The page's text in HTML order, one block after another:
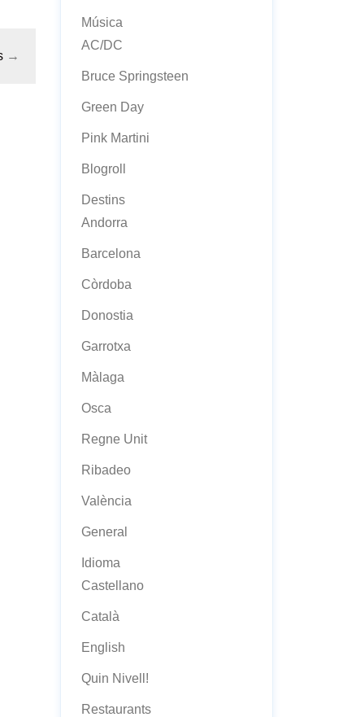
→
Música
AC/DC
Bruce Springsteen
Green Day
Pink Martini
Blogroll
Destins
Andorra
Barcelona
Còrdoba
Donostia
Garrotxa
Màlaga
Osca
Regne Unit
Ribadeo
València
General
Idioma
Castellano
Català
English
Quin Nivell!
Restaurants